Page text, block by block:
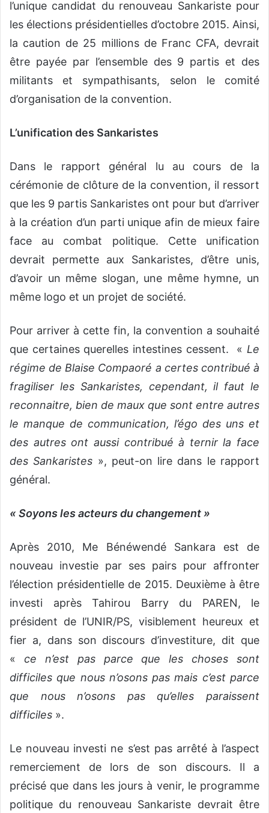
l’unique candidat du renouveau Sankariste pour
les élections présidentielles d’octobre 2015. Ainsi,
la caution de 25 millions de Franc CFA, devrait
être payée par l’ensemble des 9 partis et des
militants et sympathisants, selon le comité
d’organisation de la convention.
L’unification des Sankaristes
Dans le rapport général lu au cours de la
cérémonie de clôture de la convention, il ressort
que les 9 partis Sankaristes ont pour but d’arriver
à la création d’un parti unique afin de mieux faire
face au combat politique. Cette unification
devrait permette aux Sankaristes, d’être unis,
d’avoir un même slogan, une même hymne, un
même logo et un projet de société.
Pour arriver à cette fin, la convention a souhaité
que certaines querelles intestines cessent. « Le
régime de Blaise Compaoré a certes contribué à
fragiliser les Sankaristes, cependant, il faut le
reconnaitre, bien de maux que sont entre autres
le manque de communication, l’égo des uns et
des autres ont aussi contribué à ternir la face
des Sankaristes », peut-on lire dans le rapport
général.
« Soyons les acteurs du changement »
Après 2010, Me Bénéwendé Sankara est de
nouveau investie par ses pairs pour affronter
l’élection présidentielle de 2015. Deuxième à être
investi après Tahirou Barry du PAREN, le
président de l’UNIR/PS, visiblement heureux et
fier a, dans son discours d’investiture, dit que
« ce n’est pas parce que les choses sont
difficiles que nous n’osons pas mais c’est parce
que nous n’osons pas qu’elles paraissent
difficiles ».
Le nouveau investi ne s’est pas arrêté à l’aspect
remerciement de lors de son discours. Il a
précisé que dans les jours à venir, le programme
politique du renouveau Sankariste devrait être